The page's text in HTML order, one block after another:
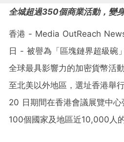
全城超過350個商業活動，變
香港 - Media OutReach
日 - 被譽為「區塊鏈界超級碗
全球最具影響力的加密貨幣活
至北美以外地區，選址香港舉
20 日期間在香港會議展覽中
100個國家及地區近10,000人